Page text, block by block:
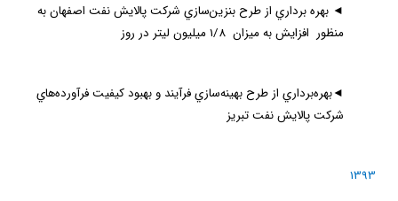
◄ بهره برداري از طرح بنزين‌سازي شركت پالايش نفت اصفهان به
منظور افزايش به ميزان 1/8 ميليون ليتر در روز
◄بهره‌برداري از طرح بهينه‌سازي فرآيند و بهبود كيفيت فرآورده‌هاي
شركت پالايش نفت تبريز
1393